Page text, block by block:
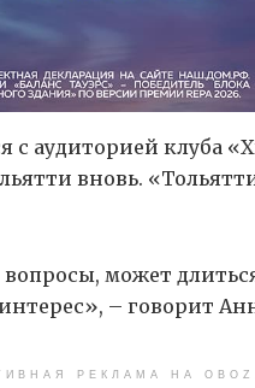
аудиторией клуба
вновь.
может
– говорит
РЕКЛАМА НА